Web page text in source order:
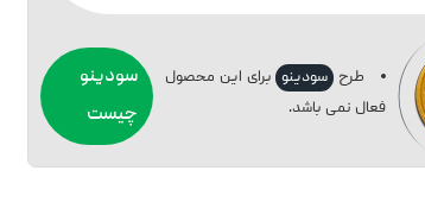
طرح سودینو برای این محصول
فعال نمی باشد.
سودینو
چیست